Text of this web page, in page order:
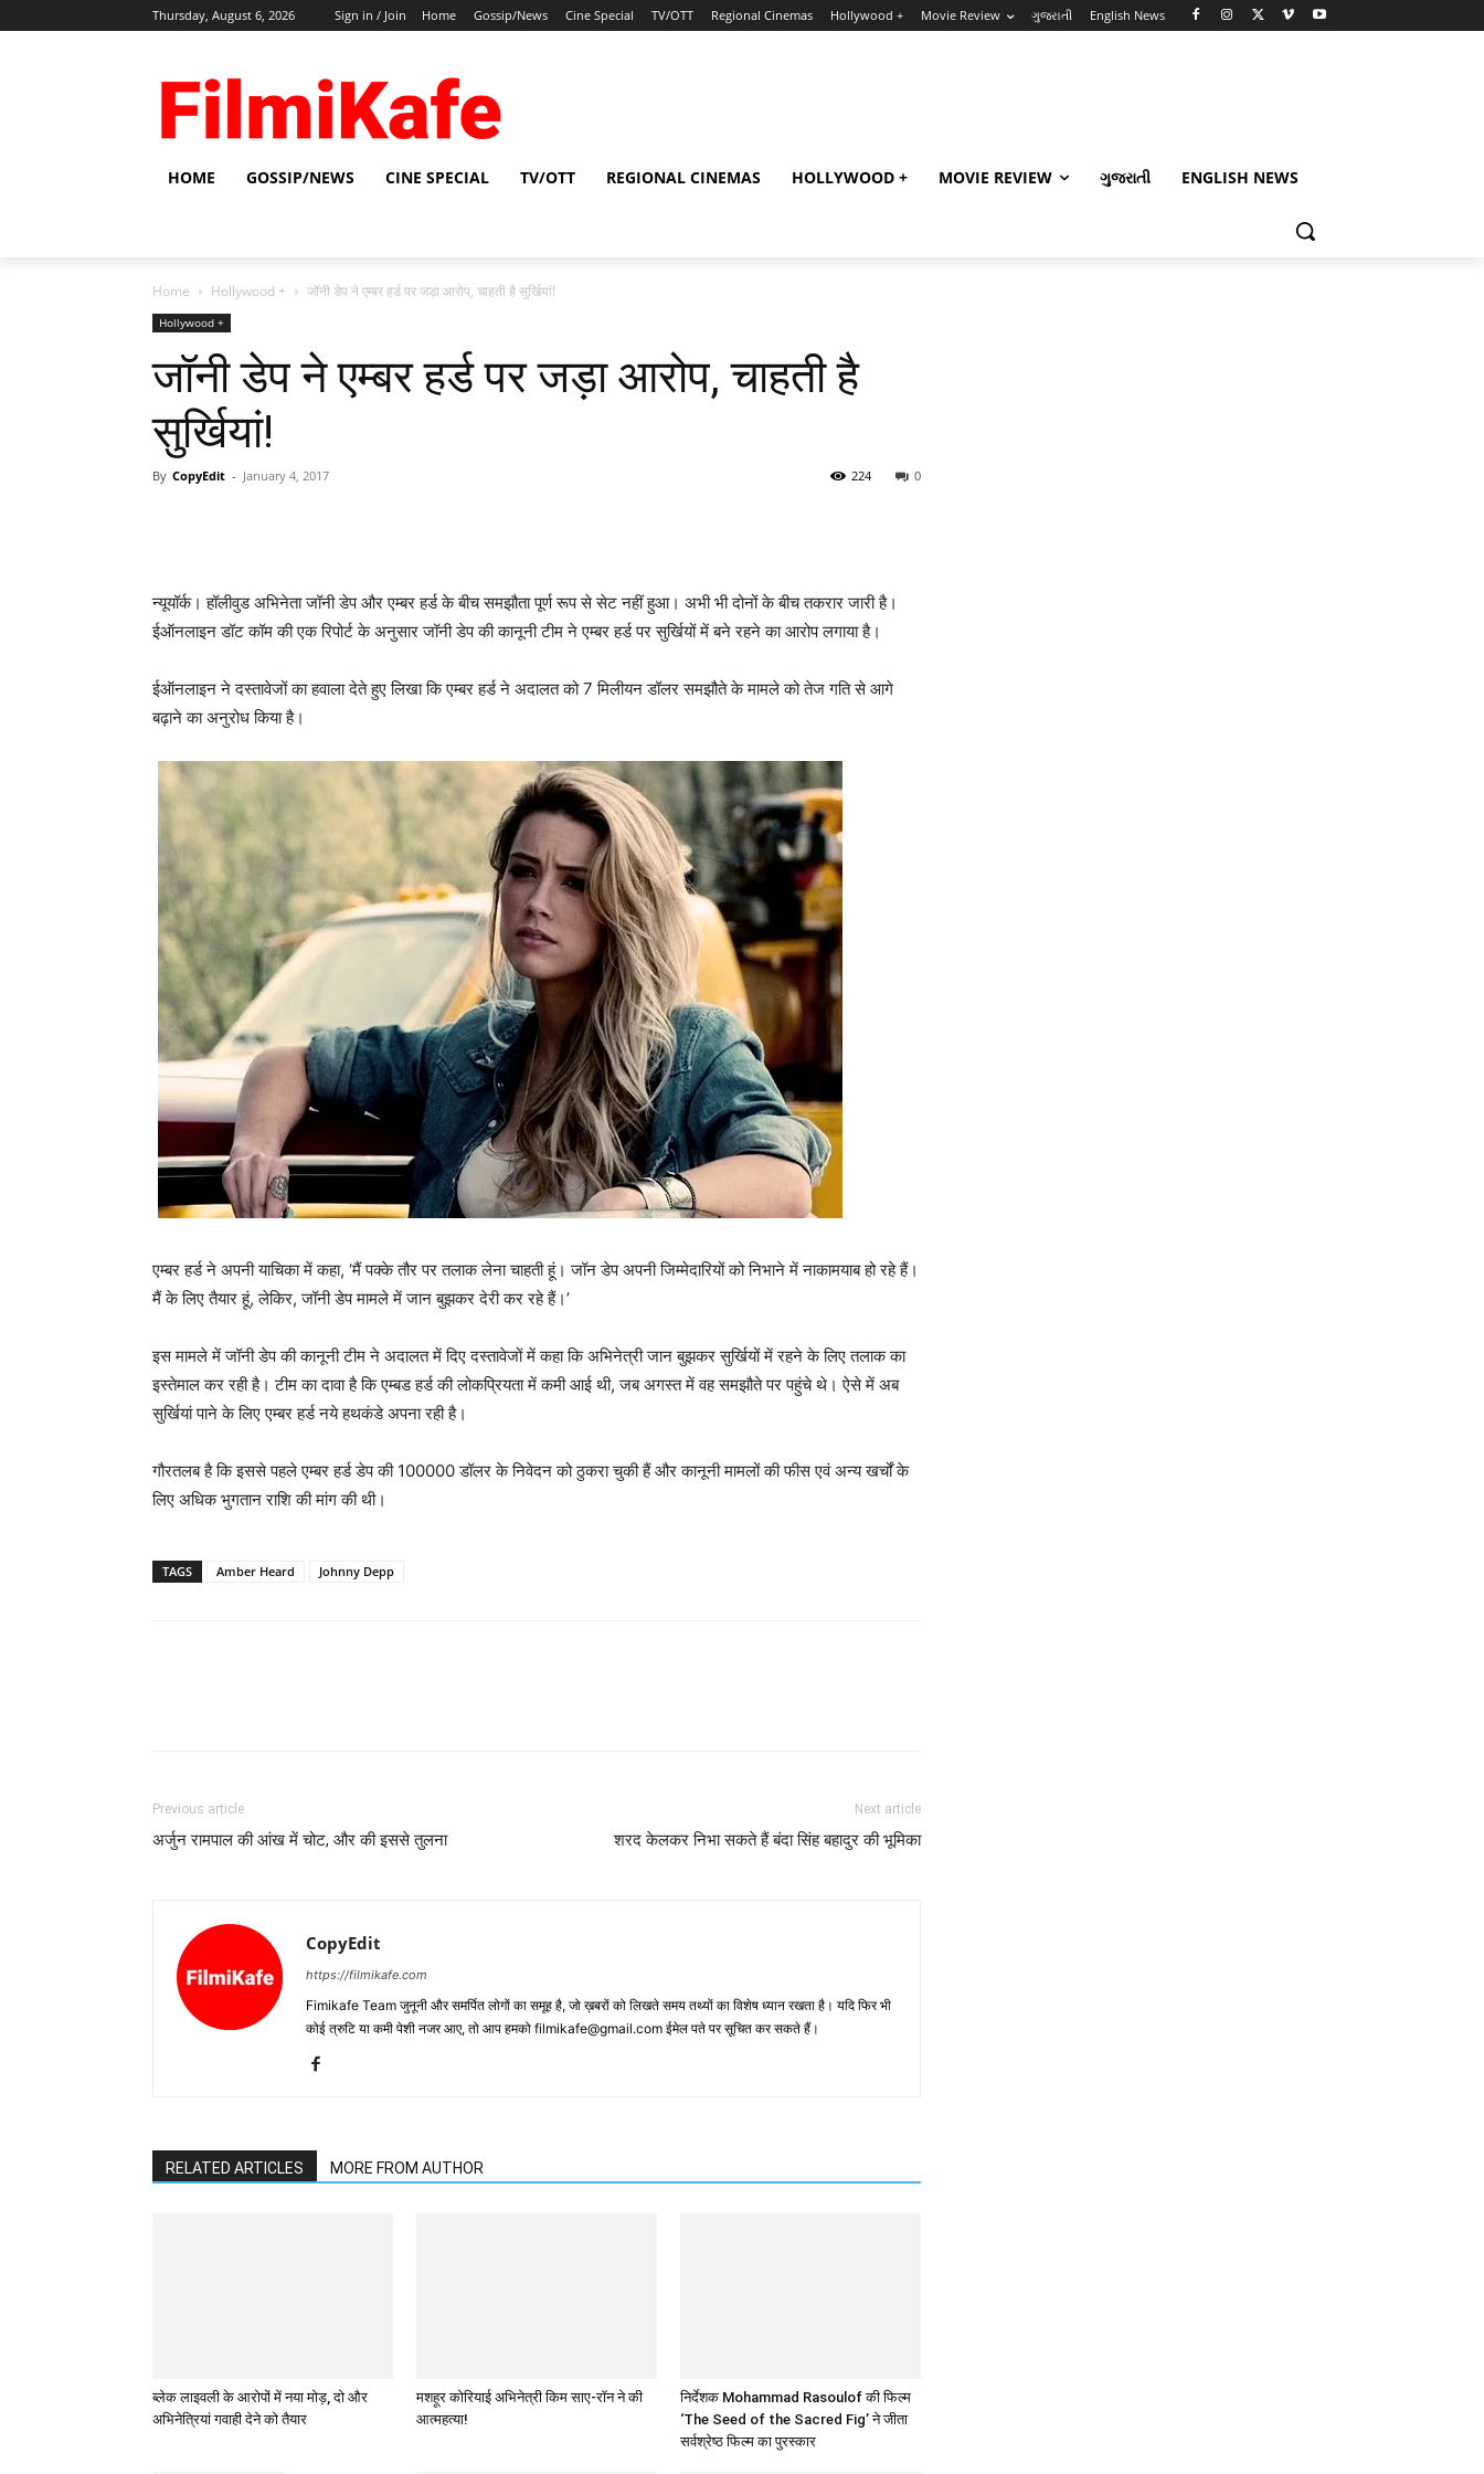
Thursday, August 6, 2026 Sign in / Join Home Gossip/News Cine Special TV/OTT Regional Cinemas Hollywood + Movie Review ગુજરાતી English News
HOME GOSSIP/NEWS CINE SPECIAL TV/OTT REGIONAL CINEMAS HOLLYWOOD + MOVIE REVIEW ગુજરાતી ENGLISH NEWS
Home Hollywood + जॉनी डेप ने एम्बर हर्ड पर जड़ा आरोप, चाहती है सुर्खियां!
Hollywood +
जॉनी डेप ने एम्बर हर्ड पर जड़ा आरोप, चाहती है
सुर्खियां!
By CopyEdit - January 4, 2017 0
224
न्‍यूयॉर्क। हॉलीवुड अभिनेता जॉनी डेप और एम्‍बर हर्ड के बीच समझौता पूर्ण रूप से सेट नहीं हुआ। अभी भी दोनों के बीच तकरार जारी है।
ईऑनलाइन डॉट कॉम की एक रिपोर्ट के अनुसार जॉनी डेप की कानूनी टीम ने एम्‍बर हर्ड पर सुर्खियों में बने रहने का आरोप लगाया है।
ईऑनलाइन ने दस्‍तावेजों का हवाला देते हुए लिखा कि एम्‍बर हर्ड ने अदालत को 7 मिलीयन डॉलर समझौते के मामले को तेज गति से आगे
बढ़ाने का अनुरोध किया है।
एम्‍बर हर्ड ने अपनी याचिका में कहा, ‘मैं पक्‍के तौर पर तलाक लेना चाहती हूं। जॉन डेप अपनी जिम्‍मेदारियों को निभाने में नाकामयाब हो रहे हैं।
मैं के लिए तैयार हूं, लेकिर, जॉनी डेप मामले में जान बुझकर देरी कर रहे हैं।’
इस मामले में जॉनी डेप की कानूनी टीम ने अदालत में दिए दस्‍तावेजों में कहा कि अभिनेत्री जान बुझकर सुर्खियों में रहने के लिए तलाक का
इस्‍तेमाल कर रही है। टीम का दावा है कि एम्‍बड हर्ड की लोकप्रियता में कमी आई थी, जब अगस्‍त में वह समझौते पर पहुंचे थे। ऐसे में अब
सुर्खियां पाने के लिए एम्‍बर हर्ड नये हथकंडे अपना रही है।
गौरतलब है कि इससे पहले एम्‍बर हर्ड डेप की 100000 डॉलर के निवेदन को ठुकरा चुकी हैं और कानूनी मामलों की फीस एवं अन्‍य खर्चों के
लिए अधिक भुगतान राशि की मांग की थी।
TAGS Amber Heard Johnny Depp
Previous article
अर्जुन रामपाल की आंख में चोट, और की इससे तुलना
Next article
शरद केलकर निभा सकते हैं बंदा सिंह बहादुर की भूमिका
CopyEdit
https://filmikafe.com
Fimikafe Team जुनूनी और समर्पित लोगों का समूह है, जो ख़बरों को लिखते समय तथ्‍यों का विशेष ध्‍यान रखता है। यदि फिर भी
कोई त्रुटि या कमी पेशी नजर आए, तो आप हमको filmikafe@gmail.com ईमेल पते पर सूचित कर सकते हैं।
RELATED ARTICLES MORE FROM AUTHOR
ब्लेक लाइवली के आरोपों में नया मोड़, दो और
अभिनेत्रियां गवाही देने को तैयार
मशहूर कोरियाई अभिनेत्री किम साए-रॉन ने की
आत्महत्या!
निर्देशक Mohammad Rasoulof की फिल्म
‘The Seed of the Sacred Fig’ ने जीता
सर्वश्रेष्ठ फिल्म का पुरस्कार